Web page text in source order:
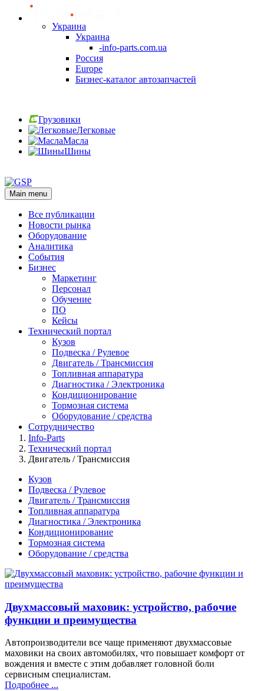
Украина
Украина
-info-parts.com.ua
Россия
Europe
Бизнес-каталог автозапчастей
Грузовики
Легковые
Масла
Шины
Main menu
Все публикации
Новости рынка
Оборудование
Аналитика
События
Бизнес
Маркетинг
Персонал
Обучение
ПО
Кейсы
Технический портал
Кузов
Подвеска / Рулевое
Двигатель / Трансмиссия
Топливная аппаратура
Диагностика / Электроника
Кондиционирование
Тормозная система
Оборудование / средства
Сотрудничество
Info-Parts
Технический портал
Двигатель / Трансмиссия
Кузов
Подвеска / Рулевое
Двигатель / Трансмиссия
Топливная аппаратура
Диагностика / Электроника
Кондиционирование
Тормозная система
Оборудование / средства
Двухмассовый маховик: устройство, рабочие
функции и преимущества
Автопроизводители все чаще применяют двухмассовые
маховики на своих автомобилях, что повышает комфорт от
вождения и вместе с этим добавляет головной боли
сервисным специалистам.
Подробнее ...